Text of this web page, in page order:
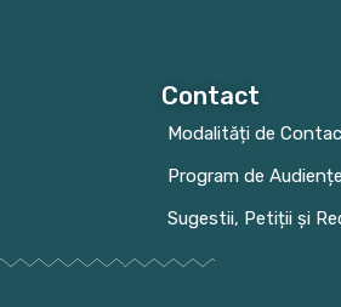
Contact
Modalități de
Program de Audiențe
Sugestii, Petiții și